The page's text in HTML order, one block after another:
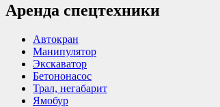
Аренда спецтехники
Автокран
Манипулятор
Экскаватор
Бетононасос
Трал, негабарит
Ямобур